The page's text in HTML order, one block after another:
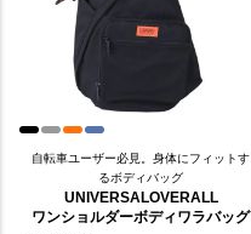
自転車ユーザー必見。身体にフィットす
るボディバッグ
UNIVERSALOVERALL
ワンショルダーボディワラバッグ